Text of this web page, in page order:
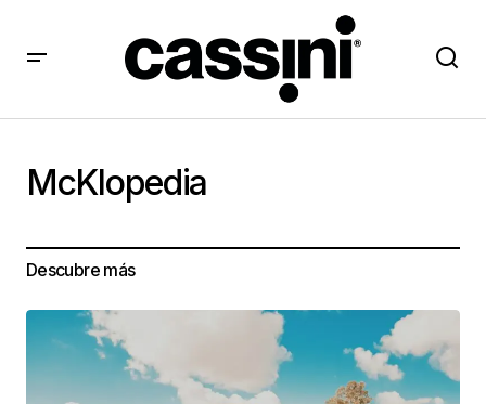
McKlopedia
Descubre más